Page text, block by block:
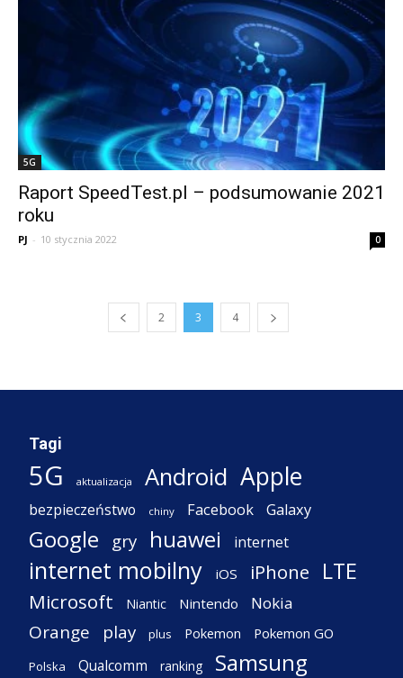
5G
Raport SpeedTest.pl – podsumowanie 2021
roku
PJ - 10 stycznia 2022 0
2 3 4
Tagi
5G aktualizacja Android Apple
bezpieczeństwo chiny Facebook Galaxy
Google gry huawei internet
internet mobilny iOS iPhone LTE
Microsoft Niantic Nintendo Nokia
Orange play plus Pokemon Pokemon GO
Polska Qualcomm ranking Samsung